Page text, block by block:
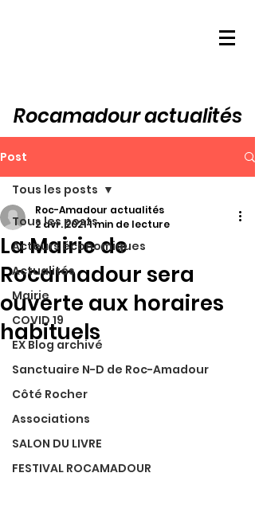
Rocamadour actualités
Post
Tous les posts
Acteurs économiques
Actualités
Mairie
COVID 19
EX Blog archivé
Sanctuaire N-D de Roc-Amadour
Côté Rocher
Associations
SALON DU LIVRE
FESTIVAL ROCAMADOUR
Tous les posts
La Mairie de
Rocamadour sera
ouverte aux horaires
habituels
Roc-Amadour actualités
2 avr. 20211 min de lecture